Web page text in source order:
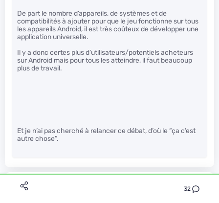
32
De part le nombre d’appareils, de systèmes et de
compatibilités à ajouter pour que le jeu fonctionne sur tous
les appareils Android, il est très coûteux de développer une
application universelle.
Il y a donc certes plus d’utilisateurs/potentiels acheteurs
sur Android mais pour tous les atteindre, il faut beaucoup
plus de travail.
Et je n’ai pas cherché à relancer ce débat, d’où le “ça c’est
autre chose”.